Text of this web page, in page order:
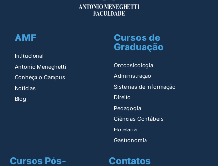
AMF
Intitucional
Antonio Meneghetti
Conheça o Campus
Notícias
Blog
Cursos de
Graduação
Ontopsicologia ​
Administração​
Sistemas de Informação​
Direito​
Pedagogia
Ciências Contábeis
Hotelaria
Gastronomia
Cursos Pós-
Contatos